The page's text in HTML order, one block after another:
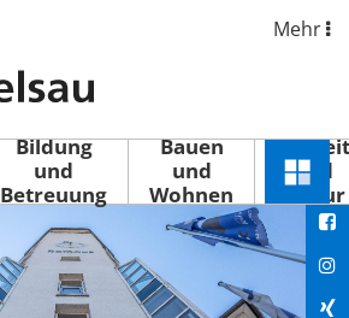
Mehr
Bildung
und
Betreuung
Bauen
und
Wohnen
Freizeit
und
Kultur
Menü